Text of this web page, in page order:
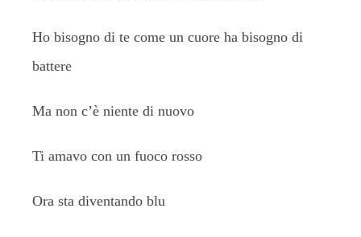
Ho bisogno di te come un cuore ha bisogno di
battere
Ma non c’è niente di nuovo
Ti amavo con un fuoco rosso
Ora sta diventando blu